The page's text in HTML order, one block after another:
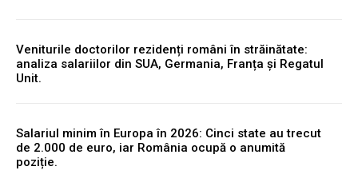
Veniturile doctorilor rezidenți români în străinătate:
analiza salariilor din SUA, Germania, Franța și Regatul
Unit.
Salariul minim în Europa în 2026: Cinci state au trecut
de 2.000 de euro, iar România ocupă o anumită
poziție.